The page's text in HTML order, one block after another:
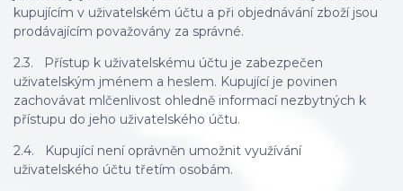
kupujícím v uživatelském účtu a při objednávání zboží jsou
prodávajícím považovány za správné.
2.3. Přístup k uživatelskému účtu je zabezpečen
uživatelským jménem a heslem. Kupující je povinen
zachovávat mlčenlivost ohledně informací nezbytných k
přístupu do jeho uživatelského účtu.
2.4. Kupující není oprávněn umožnit využívání
uživatelského účtu třetím osobám.